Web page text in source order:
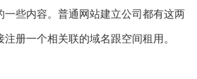
些内容。普通网站建立公司都有这两
册一个相关联的域名跟空间租用。